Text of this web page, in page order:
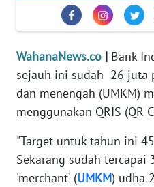
WahanaNews.co | Bank
sejauh ini sudah 26 juta
dan menengah (UMKM)
menggunakan QRIS (QR
"Target untuk tahun ini
Sekarang sudah
'merchant' (UMKM) udha
OLAHRAGA
EDITORIAL
Informasi
INDEKS
BERITA